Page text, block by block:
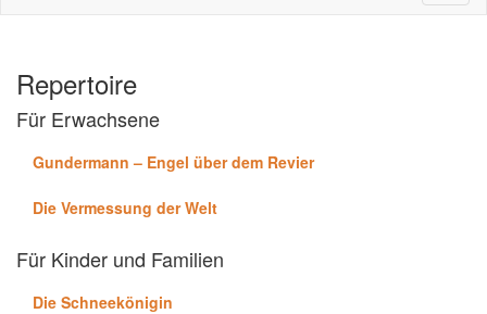
Repertoire
Für Erwachsene
Gundermann – Engel über dem Revier
Die Vermessung der Welt
Für Kinder und Familien
Die Schneekönigin